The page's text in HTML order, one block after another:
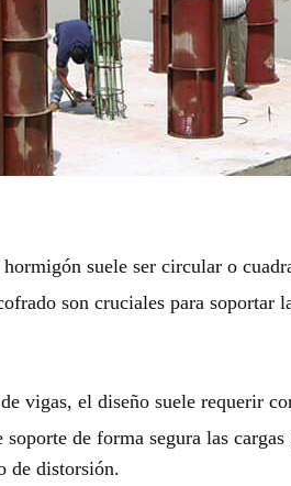
suele ser circular o
son cruciales para soportar
vigas, el diseño suele requerir
soporte de forma segura las
de distorsión.